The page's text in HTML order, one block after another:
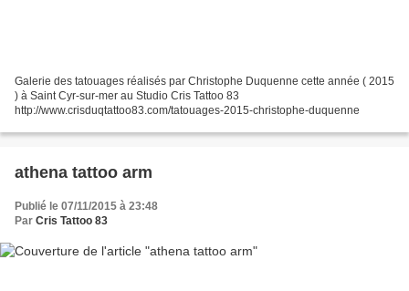
Galerie des tatouages réalisés par Christophe Duquenne cette année ( 2015
) à Saint Cyr-sur-mer au Studio Cris Tattoo 83
http://www.crisduqtattoo83.com/tatouages-2015-christophe-duquenne
athena tattoo arm
Publié le 07/11/2015 à 23:48
Par Cris Tattoo 83